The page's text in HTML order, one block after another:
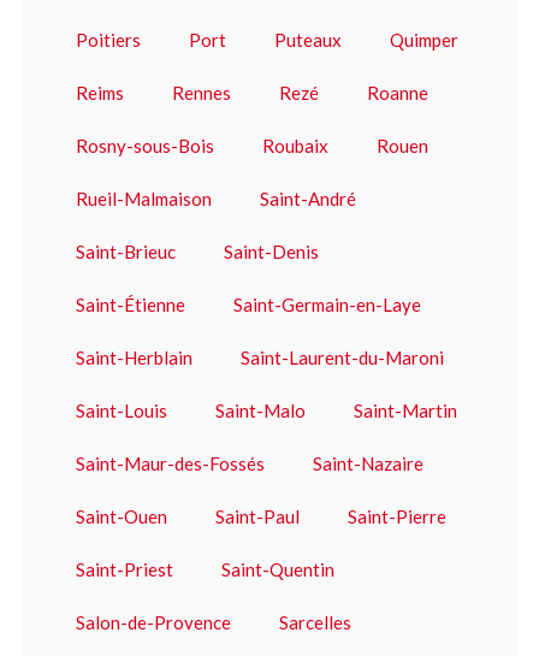
Poitiers Port Puteaux Quimper
Reims Rennes Rezé Roanne
Rosny-sous-Bois Roubaix Rouen
Rueil-Malmaison Saint-André
Saint-Brieuc Saint-Denis
Saint-Étienne Saint-Germain-en-Laye
Saint-Herblain Saint-Laurent-du-Maroni
Saint-Louis Saint-Malo Saint-Martin
Saint-Maur-des-Fossés Saint-Nazaire
Saint-Ouen Saint-Paul Saint-Pierre
Saint-Priest Saint-Quentin
Salon-de-Provence Sarcelles